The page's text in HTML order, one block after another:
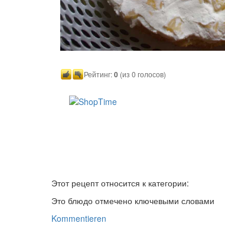
Рейтинг:0 (из 0 голосов)
Этот рецепт относится к категории:
Это блюдо отмечено ключевыми словами
Kommentieren